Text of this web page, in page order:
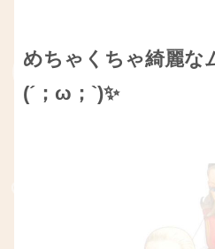
めちゃくちゃ綺麗な
(´；ω；`)✨